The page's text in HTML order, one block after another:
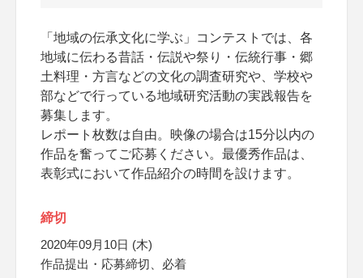
「地域の伝承文化に学ぶ」コンテストでは、各
地域に伝わる昔話・伝説や祭り・伝統行事・郷
土料理・方言などの文化の調査研究や、学校や
部などで行っている地域研究活動の実践報告を
募集します。
レポート枚数は自由。映像の場合は15分以内の
作品を奮ってご応募ください。最優秀作品は、
表彰式において作品紹介の時間を設けます。
締切
2020年09月10日 (木)
作品提出・応募締切、必着